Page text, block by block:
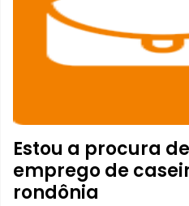
Estou a procura
emprego de
rondônia